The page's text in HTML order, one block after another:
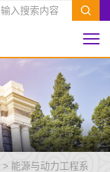
> 能源与动力工程系